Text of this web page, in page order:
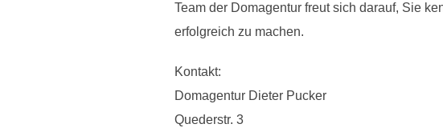
Team der Domagentur freut sich darauf, Sie
erfolgreich zu machen.
Kontakt:
Domagentur Dieter Pucker
Quederstr. 3